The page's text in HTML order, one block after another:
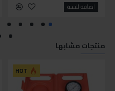
اضافة للسلة
منتجات مشابها
HOT